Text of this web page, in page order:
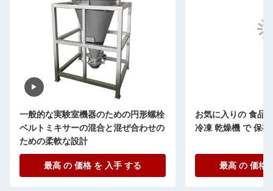
一般的な実験室機器のための円形螺栓
ベルトミキサーの混合と混ぜ合わせの
ための柔軟な設計
最高 の 価格 を 入手 する
お気に入りの 食品
冷凍 乾燥機 で 保存
最高 の 価格